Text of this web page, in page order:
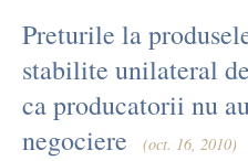
Preturile la
stabilite unilateral
ca producatorii nu
negociere
(oct. 16, 2010)